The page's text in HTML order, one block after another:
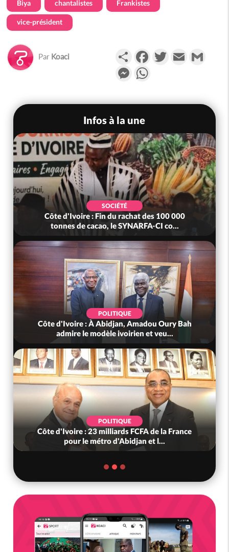
Biya chantalistes Frankistes
vice-président
Par Koaci PartagerFacebookTwitterEmail
Messenger
Infos à la une
SOCIÉTÉ
Côte d'Ivoire : Fin du rachat des 100 000
tonnes de cacao, le SYNARFA-CI co...
POLITIQUE
Côte d'Ivoire : À Abidjan, Amadou Oury Bah
admire le modèle ivoirien et veu...
POLITIQUE
Côte d'Ivoire : 23 milliards FCFA de la France
pour le métro d'Abidjan et l...